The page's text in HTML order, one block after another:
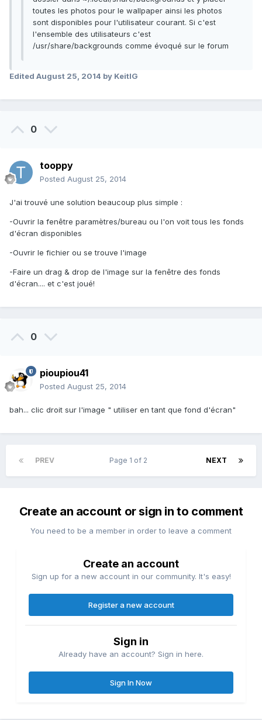
toutes les photos pour le wallpaper ainsi les photos
sont disponibles pour l'utilisateur courant. Si c'est
l'ensemble des utilisateurs c'est
/usr/share/backgrounds comme évoqué sur le forum
Edited August 25, 2014 by KeitIG
0
tooppy
Posted August 25, 2014
J'ai trouvé une solution beaucoup plus simple :
-Ouvrir la fenêtre paramètres/bureau ou l'on voit tous les fonds
d'écran disponibles
-Ouvrir le fichier ou se trouve l'image
-Faire un drag & drop de l'image sur la fenêtre des fonds
d'écran.... et c'est joué!
0
pioupiou41
Posted August 25, 2014
bah... clic droit sur l'image " utiliser en tant que fond d'écran"
PREV NEXT
Page 1 of 2
Create an account or sign in to comment
You need to be a member in order to leave a comment
Create an account
Sign up for a new account in our community. It's easy!
Register a new account
Sign in
Already have an account? Sign in here.
Sign In Now